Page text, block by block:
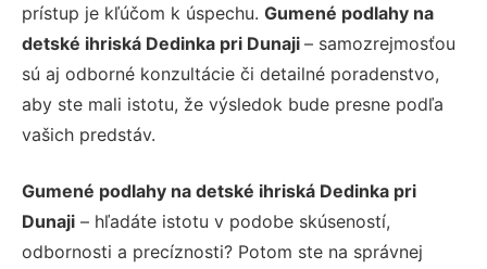
prístup je kľúčom k úspechu. Gumené podlahy na
detské ihriská Dedinka pri Dunaji – samozrejmosťou
sú aj odborné konzultácie či detailné poradenstvo,
aby ste mali istotu, že výsledok bude presne podľa
vašich predstáv.
Gumené podlahy na detské ihriská Dedinka pri
Dunaji – hľadáte istotu v podobe skúseností,
odbornosti a precíznosti? Potom ste na správnej